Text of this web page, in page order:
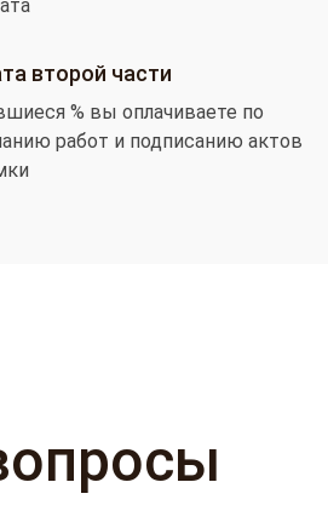
второй части
% вы оплачиваете по
работ и подписанию актов